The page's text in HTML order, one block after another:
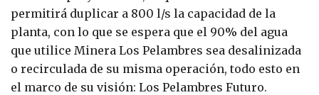
permitirá duplicar a 800 l/s la capacidad de la
planta, con lo que se espera que el 90% del agua
que utilice Minera Los Pelambres sea desalinizada
o recirculada de su misma operación, todo esto en
el marco de su visión: Los Pelambres Futuro.